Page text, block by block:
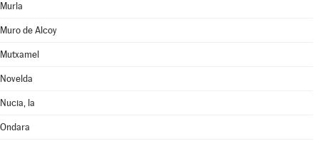
Murla
Muro de Alcoy
Mutxamel
Novelda
Nucia, la
Ondara